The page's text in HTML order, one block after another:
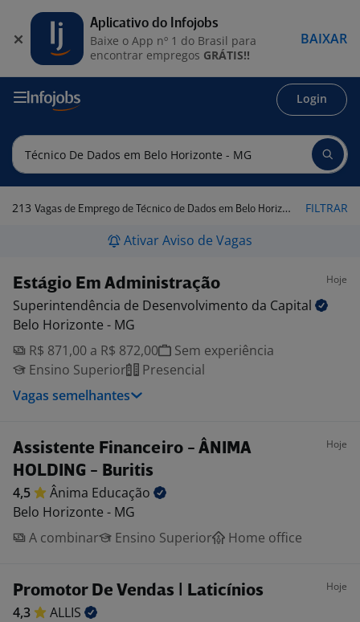
Login
213 Vagas de Emprego de Técnico de Dados em Belo Horizonte - MG FILTRAR
Ativar Aviso de Vagas
Estágio Em Administração Hoje
Superintendência de Desenvolvimento da Capital
Belo Horizonte - MG
R$ 871,00 a R$ 872,00
Sem experiência
Ensino Superior
Presencial
Vagas semelhantes
Assistente Financeiro - ÂNIMA
HOLDING - Buritis
Hoje
4,5 Ânima Educação
Belo Horizonte - MG
A combinar
Ensino Superior Home office
Promotor De Vendas | Laticínios Hoje
4,3
ALLIS
Aplicativo do Infojobs
Baixe o App nº 1 do Brasil para
encontrar empregos GRÁTIS!!
BAIXAR